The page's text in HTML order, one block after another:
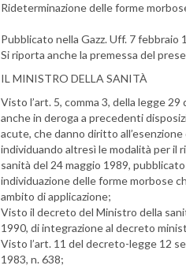
Rideterminazione delle forme
Pubblicato nella Gazz. Uff. 7 febbraio
Si riporta anche la premessa del
IL MINISTRO DELLA SANITÀ
Visto l’art. 5, comma 3, della legge
anche in deroga a precedenti
acute, che danno diritto
individuando altresì le modalità per
sanità del 24 maggio 1989,
individuazione delle forme morbose
ambito di applicazione;
Visto il decreto del Ministro della
1990, di integrazione al decreto
Visto l’art. 11 del decreto-legge 12
1983, n. 638;